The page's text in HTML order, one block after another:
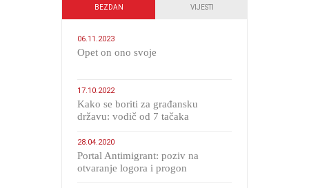
BEZDAN VIJESTI
06.11.2023
​Opet on ono svoje
17.10.2022
Kako se boriti za građansku
državu: vodič od 7 tačaka
28.04.2020
Portal Antimigrant: poziv na
otvaranje logora i progon